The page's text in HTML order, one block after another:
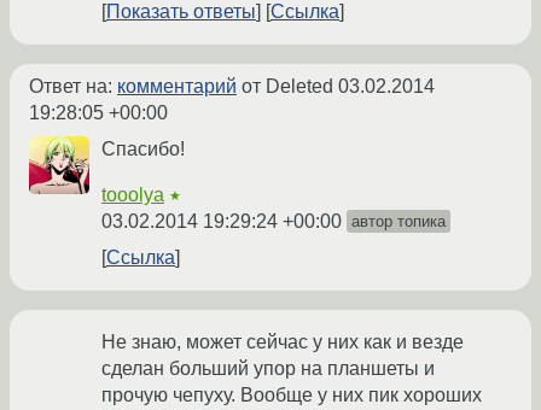
Показать ответы
Ссылка
Ответ на: комментарий от Deleted 03.02.2014
19:28:05 +00:00
Спасибо!
tooolya ★
03.02.2014 19:29:24 +00:00 автор топика
Ссылка
Не знаю, может сейчас у них как и везде
сделан больший упор на планшеты и
прочую чепуху. Вообще у них пик хороших